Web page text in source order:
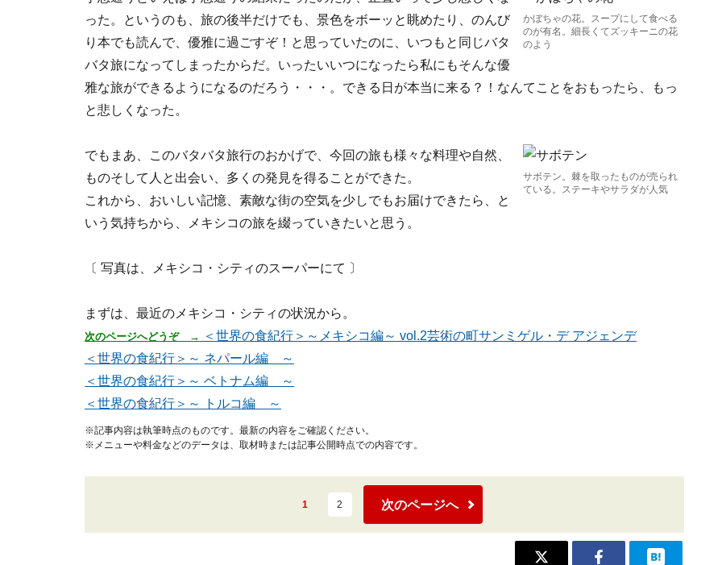
かぼちゃの花。スープにして食べる
のが有名。細長くてズッキーニの花
のよう
った。というのも、旅の後半だけでも、景色をボーッと眺めたり、のんび
り本でも読んで、優雅に過ごすぞ！と思っていたのに、いつもと同じバタ
バタ旅になってしまったからだ。いったいいつになったら私にもそんな優
雅な旅ができるようになるのだろう・・・。できる日が本当に来る？！なんてことをおもったら、もっ
と悲しくなった。
サボテン。棘を取ったものが売られ
ている。ステーキやサラダが人気
でもまあ、このバタバタ旅行のおかげで、今回の旅も様々な料理や自然、
ものそして人と出会い、多くの発見を得ることができた。
これから、おいしい記憶、素敵な街の空気を少しでもお届けできたら、と
いう気持ちから、メキシコの旅を綴っていきたいと思う。
〔 写真は、メキシコ・シティのスーパーにて 〕
まずは、最近のメキシコ・シティの状況から。
次のページへどうぞ →
＜世界の食紀行＞～メキシコ編～ vol.2芸術の町サンミゲル・デ アジェンデ
＜世界の食紀行＞～ ネパール編 ～
＜世界の食紀行＞～ ベトナム編 ～
＜世界の食紀行＞～ トルコ編 ～
※記事内容は執筆時点のものです。最新の内容をご確認ください。
※メニューや料金などのデータは、取材時または記事公開時点での内容です。
1 2 次のページへ